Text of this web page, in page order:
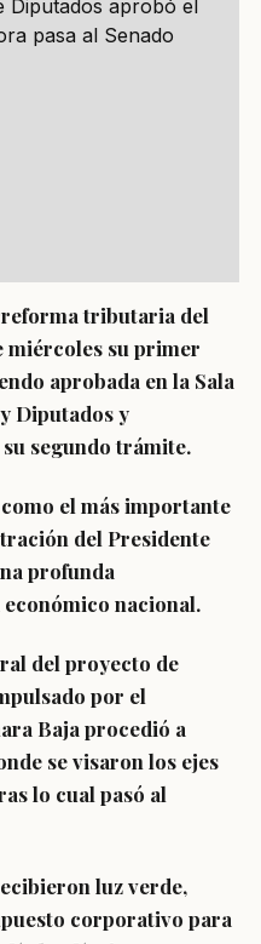
tributaria del
miércoles su primer
aprobada en la Sala
Diputados y
segundo trámite.
el más importante
del Presidente
profunda
nacional.
del proyecto de
por el
Baja procedió a
se visaron los ejes
lo cual pasó al
luz verde,
corporativo para